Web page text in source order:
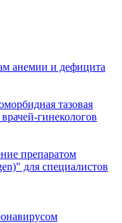
анемии и дефицита
тазовая
гинекологов
препаратом
для специалистов